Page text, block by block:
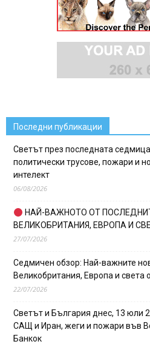
Последни публикации
Светът през последната
политически трусове, пожари и
интелект
06/08/2026
НАЙ-ВАЖНОТО ОТ
ВЕЛИКОБРИТАНИЯ, ЕВРОПА И
27/07/2026
Седмичен обзор: Най-важните
Великобритания, Европа и света
22/07/2026
Светът и България днес, 13 юли
САЩ и Иран, жеги и пожари във
Банкок